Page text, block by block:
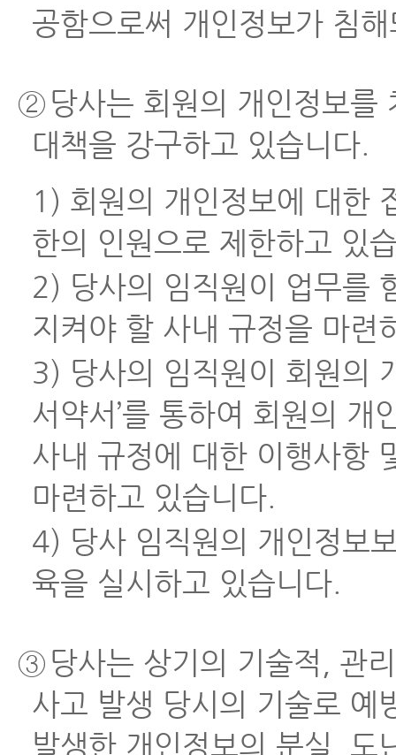
공함으로써 개인정보가 침
② 당사는 회원의 개인정보를
대책을 강구하고 있습니다.
1) 회원의 개인정보에 대한
한의 인원으로 제한하고 있
2) 당사의 임직원이 업무를
지켜야 할 사내 규정을 마련
3) 당사의 임직원이 회원의
서약서’를 통하여 회원의
사내 규정에 대한 이행사항
마련하고 있습니다.
4) 당사 임직원의 개인정보
육을 실시하고 있습니다.
③ 당사는 상기의 기술적, 관
사고 발생 당시의 기술로 예
발생한 개인정보의 분실, 도